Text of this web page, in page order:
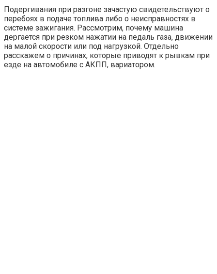
Подергивания при разгоне зачастую свидетельствуют о
перебоях в подаче топлива либо о неисправностях в
системе зажигания. Рассмотрим, почему машина
дергается при резком нажатии на педаль газа, движении
на малой скорости или под нагрузкой. Отдельно
расскажем о причинах, которые приводят к рывкам при
езде на автомобиле с АКПП, вариатором.